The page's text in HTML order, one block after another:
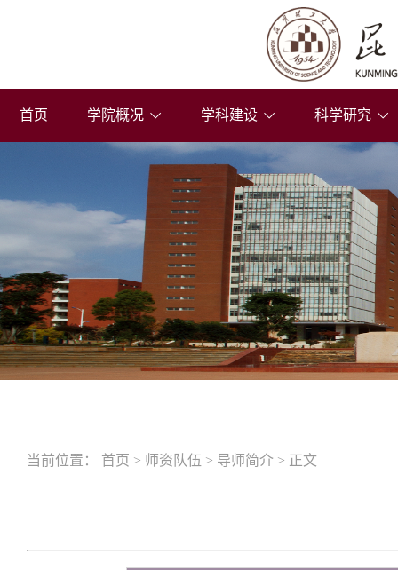
首页 学院概况 学科建设 科学研究
当前位置： 首页 > 师资队伍 > 导师简介 > 正文